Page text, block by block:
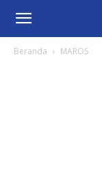
Beranda MAROS